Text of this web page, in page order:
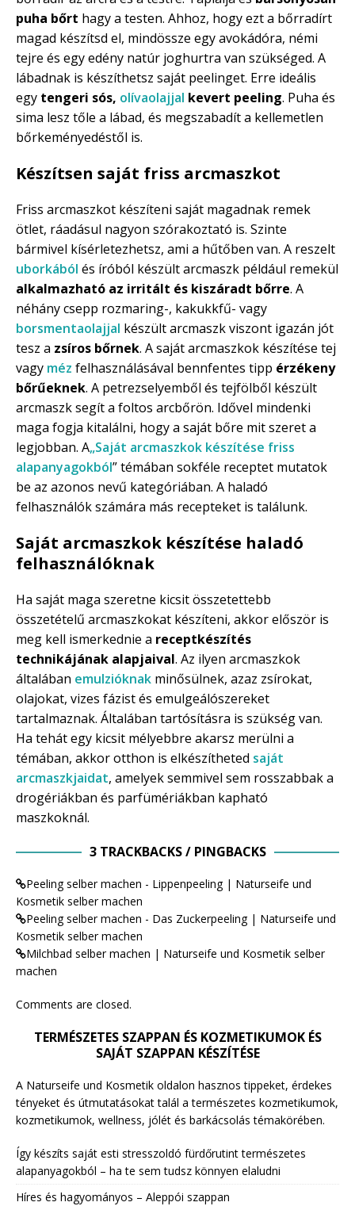
puha bőrt hagy a testen. Ahhoz, hogy ezt a bőrradírt
magad készítsd el, mindössze egy avokádóra, némi
tejre és egy edény natúr joghurtra van szükséged. A
lábadnak is készíthetsz saját peelinget. Erre ideális
egy tengeri sós, olívaolajjal kevert peeling. Puha és
sima lesz tőle a lábad, és megszabadít a kellemetlen
bőrkeményedéstől is.
Készítsen saját friss arcmaszkot
Friss arcmaszkot készíteni saját magadnak remek
ötlet, ráadásul nagyon szórakoztató is. Szinte
bármivel kísérletezhetsz, ami a hűtőben van. A reszelt
uborkából és íróból készült arcmaszk például remekül
alkalmazható az irritált és kiszáradt bőrre. A
néhány csepp rozmaring-, kakukkfű- vagy
borsmentaolajjal készült arcmaszk viszont igazán jót
tesz a zsíros bőrnek. A saját arcmaszkok készítése tej
vagy méz felhasználásával bennfentes tipp érzékeny
bőrűeknek. A petrezselyemből és tejfölből készült
arcmaszk segít a foltos arcbőrön. Idővel mindenki
maga fogja kitalálni, hogy a saját bőre mit szeret a
legjobban. A„Saját arcmaszkok készítése friss
alapanyagokból” témában sokféle receptet mutatok
be az azonos nevű kategóriában. A haladó
felhasználók számára más recepteket is találunk.
Saját arcmaszkok készítése haladó
felhasználóknak
Ha saját maga szeretne kicsit összetettebb
összetételű arcmaszkokat készíteni, akkor először is
meg kell ismerkednie a receptkészítés
technikájának alapjaival. Az ilyen arcmaszkok
általában emulzióknak minősülnek, azaz zsírokat,
olajokat, vizes fázist és emulgeálószereket
tartalmaznak. Általában tartósításra is szükség van.
Ha tehát egy kicsit mélyebbre akarsz merülni a
témában, akkor otthon is elkészítheted saját
arcmaszkjaidat, amelyek semmivel sem rosszabbak a
drogériákban és parfümériákban kapható
maszkoknál.
3 TRACKBACKS / PINGBACKS
Peeling selber machen - Lippenpeeling | Naturseife und
Kosmetik selber machen
Peeling selber machen - Das Zuckerpeeling | Naturseife und
Kosmetik selber machen
Milchbad selber machen | Naturseife und Kosmetik selber
machen
Comments are closed.
TERMÉSZETES SZAPPAN ÉS KOZMETIKUMOK ÉS
SAJÁT SZAPPAN KÉSZÍTÉSE
A Naturseife und Kosmetik oldalon hasznos tippeket, érdekes
tényeket és útmutatásokat talál a természetes kozmetikumok,
kozmetikumok, wellness, jólét és barkácsolás témakörében.
Így készíts saját esti stresszoldó fürdőrutint természetes
alapanyagokból – ha te sem tudsz könnyen elaludni
Híres és hagyományos – Aleppói szappan